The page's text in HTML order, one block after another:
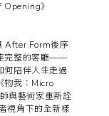
》
After Form後序
完整的客廳——
何陪伴人生走過
物我：Micro
與藝術家重新詮
視角下的全新樣